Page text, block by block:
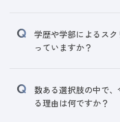
学歴や学部によるス
っていますか？
数ある選択肢の中で
る理由は何ですか？